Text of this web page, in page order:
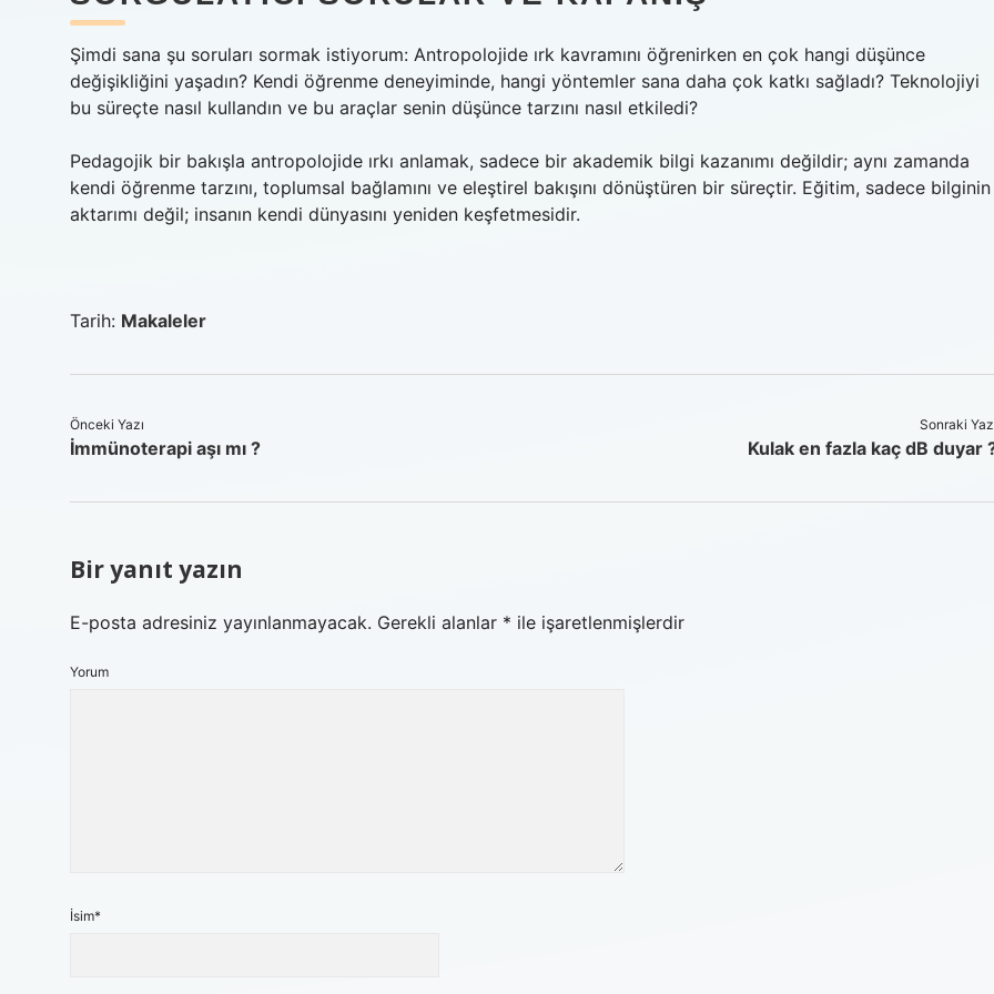
Şimdi sana şu soruları sormak istiyorum: Antropolojide ırk kavramını öğrenirken en çok hangi düşünce
değişikliğini yaşadın? Kendi öğrenme deneyiminde, hangi yöntemler sana daha çok katkı sağladı? Teknolojiyi
bu süreçte nasıl kullandın ve bu araçlar senin düşünce tarzını nasıl etkiledi?
Pedagojik bir bakışla antropolojide ırkı anlamak, sadece bir akademik bilgi kazanımı değildir; aynı zamanda
kendi öğrenme tarzını, toplumsal bağlamını ve eleştirel bakışını dönüştüren bir süreçtir. Eğitim, sadece bilginin
aktarımı değil; insanın kendi dünyasını yeniden keşfetmesidir.
Tarih: Makaleler
Önceki Yazı
İmmünoterapi aşı mı ?
Sonraki
Kulak en fazla kaç dB duyar
Bir yanıt yazın
E-posta adresiniz yayınlanmayacak. Gerekli alanlar * ile işaretlenmişlerdir
Yorum
İsim*